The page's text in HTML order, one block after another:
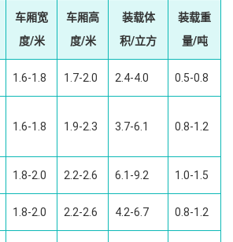
车厢宽
度/米
车厢高
度/米
装载体
积/立方
装载重
量/吨
1.6-1.8 1.7-2.0 2.4-4.0 0.5-0.8
1.6-1.8 1.9-2.3 3.7-6.1 0.8-1.2
1.8-2.0 2.2-2.6 6.1-9.2 1.0-1.5
1.8-2.0 2.2-2.6 4.2-6.7 0.8-1.2